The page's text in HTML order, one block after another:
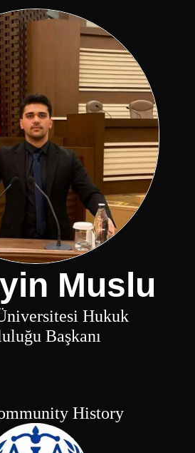
Muslu
Hukuk
Başkanı
History